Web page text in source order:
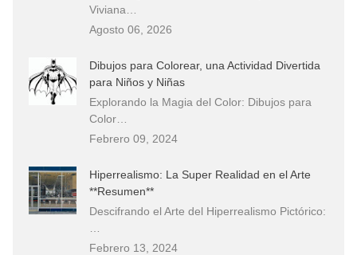
Viviana…
Agosto 06, 2026
Dibujos para Colorear, una Actividad Divertida
para Niños y Niñas
Explorando la Magia del Color: Dibujos para
Color…
Febrero 09, 2024
Hiperrealismo: La Super Realidad en el Arte
**Resumen**
Descifrando el Arte del Hiperrealismo Pictórico:
Febrero 13, 2024